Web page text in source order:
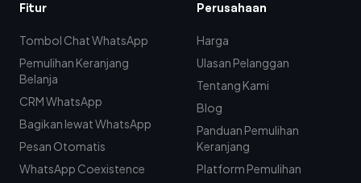
Fitur
Tombol Chat WhatsApp
Pemulihan Keranjang
Belanja
CRM WhatsApp
Bagikan lewat WhatsApp
Pesan Otomatis
WhatsApp Coexistence
Perusahaan
Harga
Ulasan Pelanggan
Tentang Kami
Blog
Panduan Pemulihan
Keranjang
Platform Pemulihan